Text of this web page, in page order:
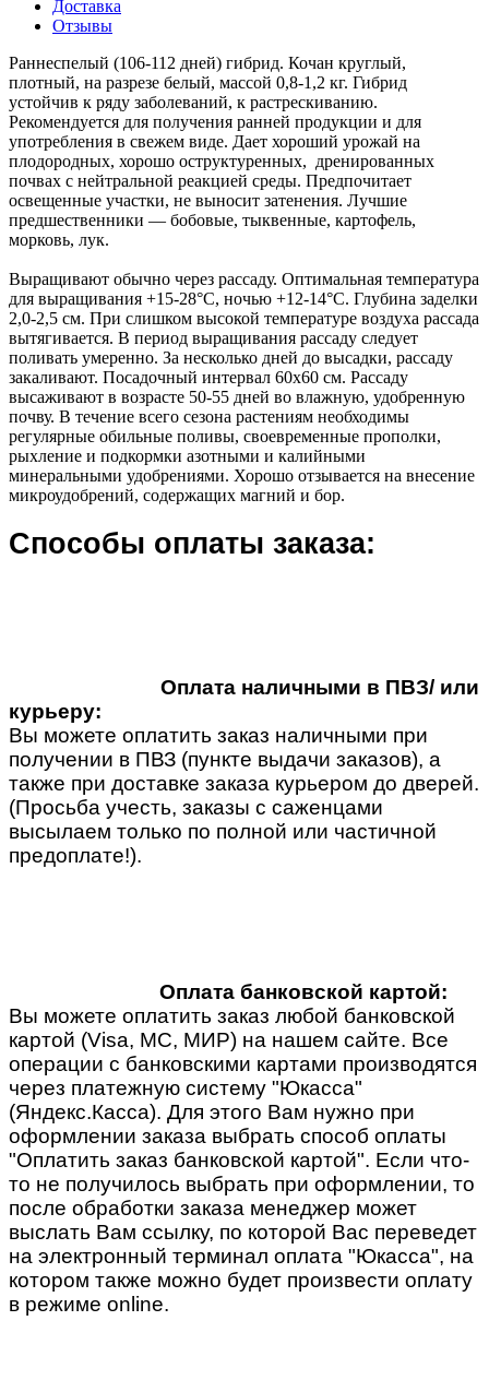
Доставка
Отзывы
Раннеспелый (106-112 дней) гибрид. Кочан круглый,
плотный, на разрезе белый, массой 0,8-1,2 кг. Гибрид
устойчив к ряду заболеваний, к растрескиванию.
Рекомендуется для получения ранней продукции и для
употребления в свежем виде. Дает хороший урожай на
плодородных, хорошо оструктуренных, дренированных
почвах с нейтральной реакцией среды. Предпочитает
освещенные участки, не выносит затенения. Лучшие
предшественники — бобовые, тыквенные, картофель,
морковь, лук.
Выращивают обычно через рассаду. Оптимальная температура
для выращивания +15-28°С, ночью +12-14°С. Глубина заделки
2,0-2,5 см. При слишком высокой температуре воздуха рассада
вытягивается. В период выращивания рассаду следует
поливать умеренно. За несколько дней до высадки, рассаду
закаливают. Посадочный интервал 60х60 см. Рассаду
высаживают в возрасте 50-55 дней во влажную, удобренную
почву. В течение всего сезона растениям необходимы
регулярные обильные поливы, своевременные прополки,
рыхление и подкормки азотными и калийными
минеральными удобрениями. Хорошо отзывается на внесение
микроудобрений, содержащих магний и бор.
Способы оплаты заказа:
Оплата наличными в ПВЗ/ или
курьеру:
Вы можете оплатить заказ наличными при
получении в ПВЗ (пункте выдачи заказов), а
также при доставке заказа курьером до дверей.
(Просьба учесть, заказы с саженцами
высылаем только по полной или частичной
предоплате!).
Оплата банковской картой:
Вы можете оплатить заказ любой банковской
картой (Visa, MC, МИР) на нашем сайте. Все
операции с банковскими картами производятся
через платежную систему "Юкасса"
(Яндекс.Касса). Для этого Вам нужно при
оформлении заказа выбрать способ оплаты
"Оплатить заказ банковской картой". Если что-
то не получилось выбрать при оформлении, то
после обработки заказа менеджер может
выслать Вам ссылку, по которой Вас переведет
на электронный терминал оплата "Юкасса", на
котором также можно будет произвести оплату
в режиме online.